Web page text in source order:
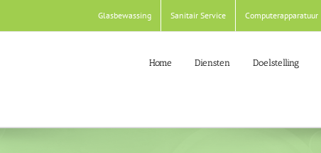
Glasbewassing Sanitair Service Computerapparatuur
Home Diensten Doelstelling